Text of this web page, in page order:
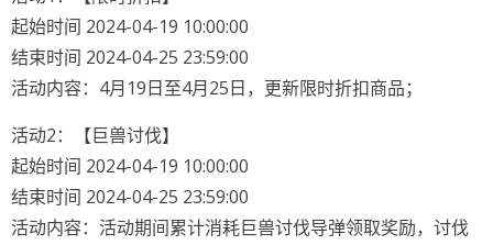
起始时间 2024-04-19 10:00:00
结束时间 2024-04-25 23:59:00
活动内容：4月19日至4月25日，更新限时折扣商品；
活动2：【巨兽讨伐】
起始时间 2024-04-19 10:00:00
结束时间 2024-04-25 23:59:00
活动内容：活动期间累计消耗巨兽讨伐导弹领取奖励，讨伐